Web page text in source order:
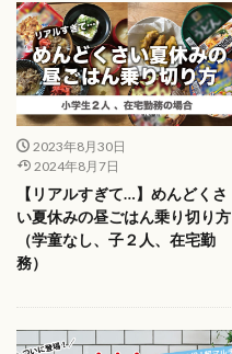
2023年8月30日
2024年8月7日
【リアルすぎて…】めんどくさ
い夏休みの昼ごはん乗り切り方
（学童なし、子２人、在宅勤
務）